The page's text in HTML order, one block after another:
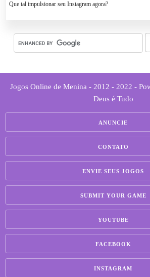
Que tal impulsionar seu Instagram agora?
Jogos Online de Menina - 2012 - 2022 -
Deus é Tudo
ANUNCIE
CONTATO
ENVIE SEUS JOGOS
SUBMIT YOUR GAME
YOUTUBE
FACEBOOK
INSTAGRAM